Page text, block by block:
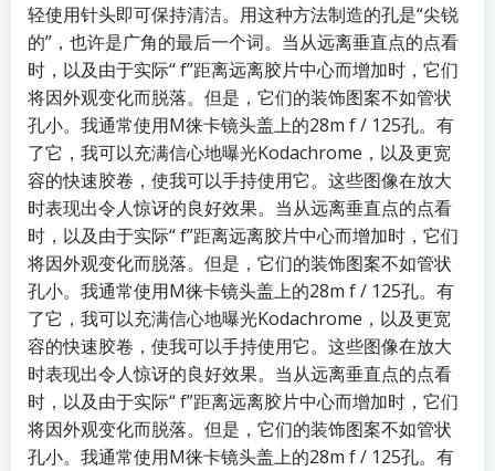
轻使用针头即可保持清洁。用这种方法制造的孔是“尖锐
的”，也许是广角的最后一个词。当从远离垂直点的点看
时，以及由于实际“ f”距离远离胶片中心而增加时，它们
将因外观变化而脱落。但是，它们的装饰图案不如管状
孔小。我通常使用M徕卡镜头盖上的28m f / 125孔。有
了它，我可以充满信心地曝光Kodachrome，以及更宽
容的快速胶卷，使​​我可以手持使用它。这些图像在放大
时表现出令人惊讶的良好效果。当从远离垂直点的点看
时，以及由于实际“ f”距离远离胶片中心而增加时，它们
将因外观变化而脱落。但是，它们的装饰图案不如管状
孔小。我通常使用M徕卡镜头盖上的28m f / 125孔。有
了它，我可以充满信心地曝光Kodachrome，以及更宽
容的快速胶卷，使​​我可以手持使用它。这些图像在放大
时表现出令人惊讶的良好效果。当从远离垂直点的点看
时，以及由于实际“ f”距离远离胶片中心而增加时，它们
将因外观变化而脱落。但是，它们的装饰图案不如管状
孔小。我通常使用M徕卡镜头盖上的28m f / 125孔。有